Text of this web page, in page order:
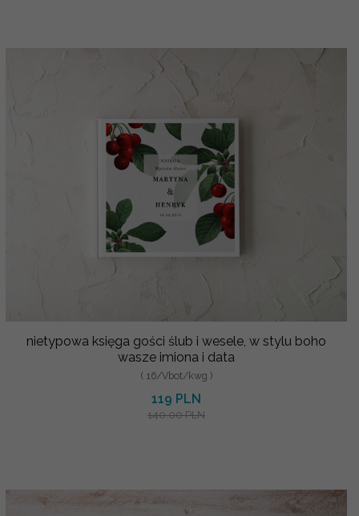
nietypowa księga gości ślub i wesele, w stylu boho
wasze imiona i data
( 16/Vbot/kwg )
119 PLN
140.00 PLN